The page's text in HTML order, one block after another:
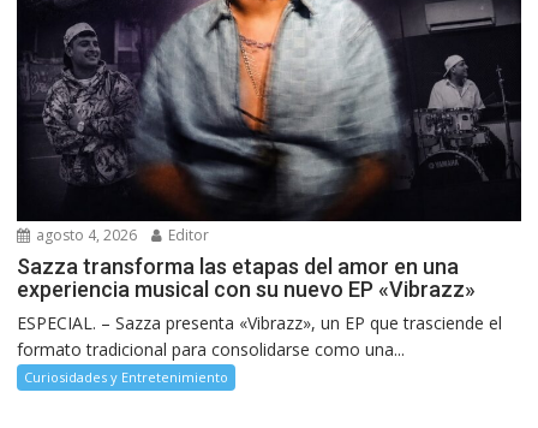
agosto 4, 2026 Editor
Sazza transforma las etapas del amor en una
experiencia musical con su nuevo EP «Vibrazz»
ESPECIAL. – Sazza presenta «Vibrazz», un EP que trasciende el
formato tradicional para consolidarse como una...
Curiosidades y Entretenimiento